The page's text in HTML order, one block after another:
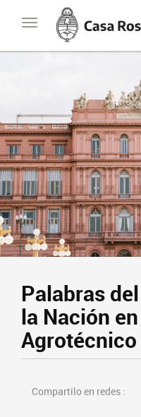
Toggle
navigation
Casa
Rosada
Presidencia
de
Palabras
la Nación
Compartilo en redes :